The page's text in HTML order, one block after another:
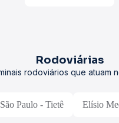
Rodoviárias
rodoviários que atuam
São Paulo - Tietê Elísio